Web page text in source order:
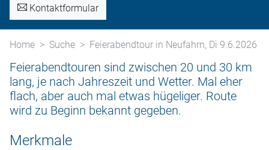
Kontaktformular
Home Suche Feierabendtour in Neufahrn, Di 9.6.2026
Feierabendtouren sind zwischen 20 und 30 km
lang, je nach Jahreszeit und Wetter. Mal eher
flach, aber auch mal etwas hügeliger. Route
wird zu Beginn bekannt gegeben.
Merkmale